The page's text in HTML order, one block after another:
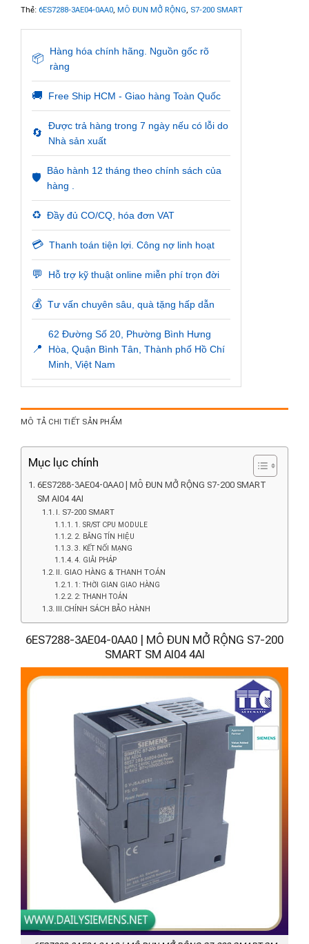
Thẻ: 6ES7288-3AE04-0AA0, MÔ ĐUN MỞ RỘNG, S7-200 SMART
📦
Hàng hóa chính hãng. Nguồn gốc rõ
ràng
🚚 Free Ship HCM - Giao hàng Toàn Quốc
🔄
Được trả hàng trong 7 ngày nếu có lỗi do
Nhà sản xuất
🛡️
Bảo hành 12 tháng theo chính sách của
hàng .
♻️ Đầy đủ CO/CQ, hóa đơn VAT
💳 Thanh toán tiện lợi. Công nợ linh hoạt
💬 Hỗ trợ kỹ thuật online miễn phí trọn đời
💰 Tư vấn chuyên sâu, quà tặng hấp dẫn
📍
62 Đường Số 20, Phường Bình Hưng
Hòa, Quận Bình Tân, Thành phố Hồ Chí
Minh, Việt Nam
MÔ TẢ CHI TIẾT SẢN PHẨM
Mục lục chính
6ES7288-3AE04-0AA0 | MÔ ĐUN MỞ RỘNG S7-200 SMART
SM AI04 4AI
I. S7-200 SMART
1. SR/ST CPU MODULE
2. BẢNG TÍN HIỆU
3. KẾT NỐI MẠNG
4. GIẢI PHÁP
II. GIAO HÀNG & THANH TOÁN
1: THỜI GIAN GIAO HÀNG
2: THANH TOÁN
III.CHÍNH SÁCH BẢO HÀNH
6ES7288-3AE04-0AA0 | MÔ ĐUN MỞ RỘNG S7-200
SMART SM AI04 4AI